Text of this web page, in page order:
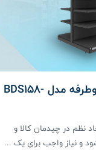
قفسه فروشگاهی دوطرفه مدل BDS158-
نظم در چیدمان کالا و
و نیاز واجب برای یک ...